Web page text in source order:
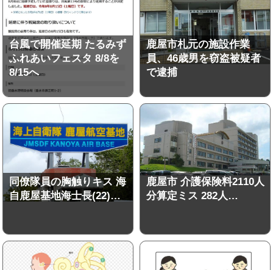
台風で開催延期 たるみず
ふれあいフェスタ 8/8を
8/15へ
鹿屋市札元の施設作業
員、46歳男を窃盗被疑者
で逮捕
同僚隊員の胸触りキス 海
自鹿屋基地海士長(22)…
鹿屋市 介護保険料2110人
分算定ミス 282人…